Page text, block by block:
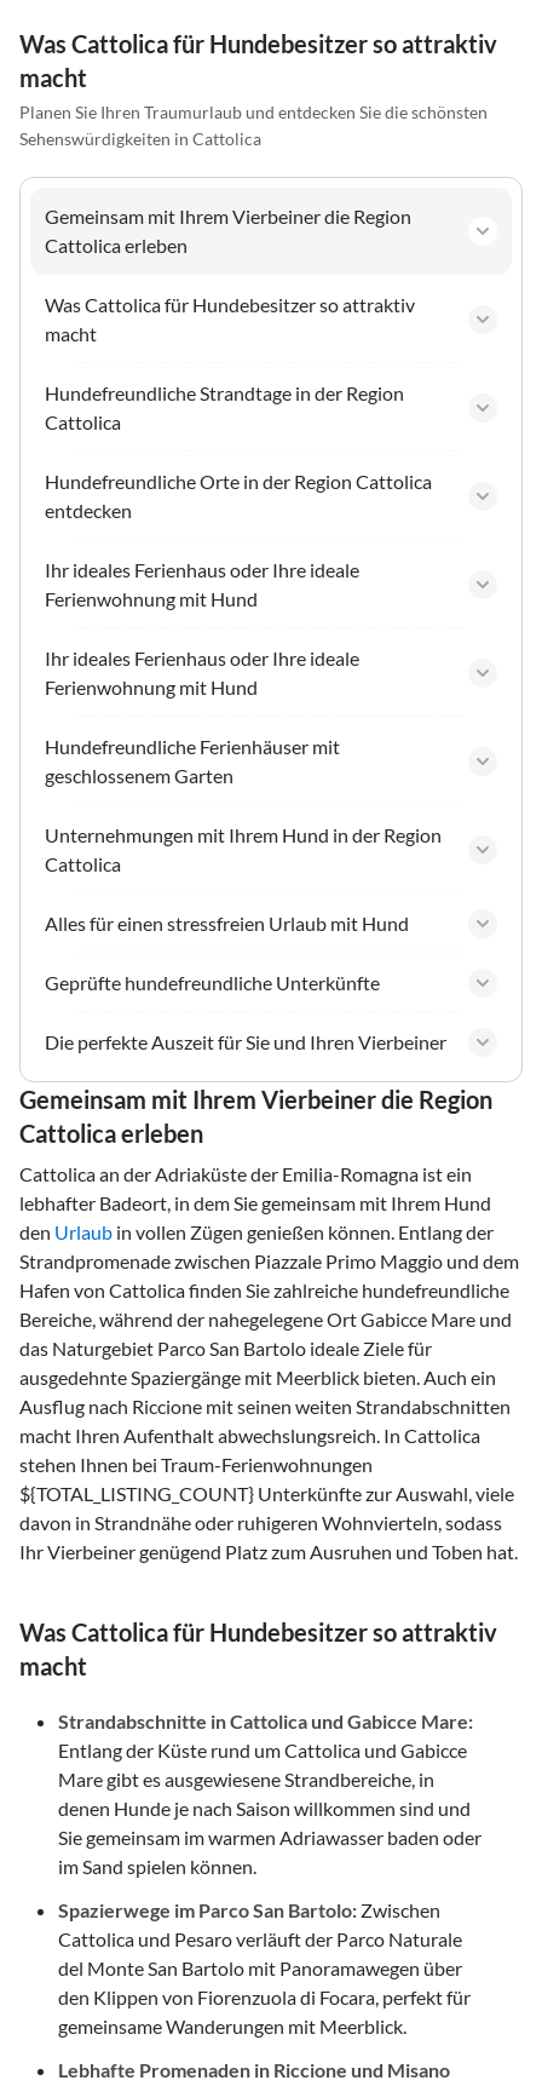
Was Cattolica für Hundebesitzer so attraktiv
macht
Planen Sie Ihren Traumurlaub und entdecken Sie die schönsten
Sehenswürdigkeiten in Cattolica
Gemeinsam mit Ihrem Vierbeiner die Region
Cattolica erleben
Was Cattolica für Hundebesitzer so attraktiv
macht
Hundefreundliche Strandtage in der Region
Cattolica
Hundefreundliche Orte in der Region Cattolica
entdecken
Ihr ideales Ferienhaus oder Ihre ideale
Ferienwohnung mit Hund
Ihr ideales Ferienhaus oder Ihre ideale
Ferienwohnung mit Hund
Hundefreundliche Ferienhäuser mit
geschlossenem Garten
Unternehmungen mit Ihrem Hund in der Region
Cattolica
Alles für einen stressfreien Urlaub mit Hund
Geprüfte hundefreundliche Unterkünfte
Die perfekte Auszeit für Sie und Ihren Vierbeiner
Gemeinsam mit Ihrem Vierbeiner die Region
Cattolica erleben
Cattolica an der Adriaküste der Emilia-Romagna ist ein
lebhafter Badeort, in dem Sie gemeinsam mit Ihrem Hund
den Urlaub in vollen Zügen genießen können. Entlang der
Strandpromenade zwischen Piazzale Primo Maggio und dem
Hafen von Cattolica finden Sie zahlreiche hundefreundliche
Bereiche, während der nahegelegene Ort Gabicce Mare und
das Naturgebiet Parco San Bartolo ideale Ziele für
ausgedehnte Spaziergänge mit Meerblick bieten. Auch ein
Ausflug nach Riccione mit seinen weiten Strandabschnitten
macht Ihren Aufenthalt abwechslungsreich. In Cattolica
stehen Ihnen bei Traum-Ferienwohnungen
${TOTAL_LISTING_COUNT} Unterkünfte zur Auswahl, viele
davon in Strandnähe oder ruhigeren Wohnvierteln, sodass
Ihr Vierbeiner genügend Platz zum Ausruhen und Toben hat.
Was Cattolica für Hundebesitzer so attraktiv
macht
Strandabschnitte in Cattolica und Gabicce Mare:
Entlang der Küste rund um Cattolica und Gabicce
Mare gibt es ausgewiesene Strandbereiche, in
denen Hunde je nach Saison willkommen sind und
Sie gemeinsam im warmen Adriawasser baden oder
im Sand spielen können.
Spazierwege im Parco San Bartolo: Zwischen
Cattolica und Pesaro verläuft der Parco Naturale
del Monte San Bartolo mit Panoramawegen über
den Klippen von Fiorenzuola di Focara, perfekt für
gemeinsame Wanderungen mit Meerblick.
Lebhafte Promenaden in Riccione und Misano